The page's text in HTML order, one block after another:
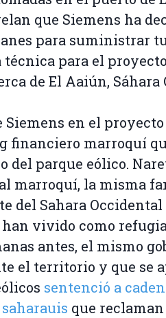
que Siemens ha
para suministrar
para el
de El Aaiún,
Siemens en el
financiero marroquí
del parque eólico.
marroquí, la misma
del Sahara Occidental
vivido como
antes, el mismo
el territorio y que se
sentenció a
que